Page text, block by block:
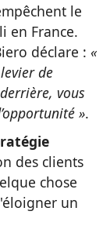
le
en France.
déclare : «
de
vous
».
des clients
chose
un